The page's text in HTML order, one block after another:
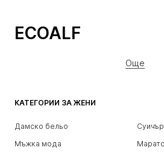
КАТЕГОРИИ ЗА ЖЕНИ
Дамско бельо
Мъжка мода
ECOALF
Още